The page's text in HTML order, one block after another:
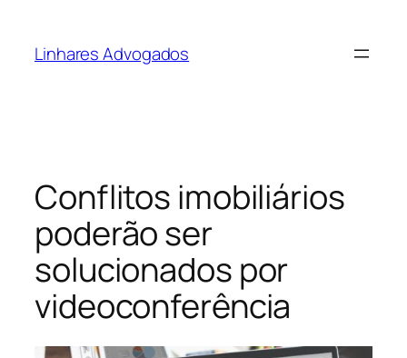
Linhares Advogados
Conflitos imobiliários
poderão ser
solucionados por
videoconferência